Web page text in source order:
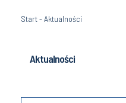
Start-Aktualności
Aktualności